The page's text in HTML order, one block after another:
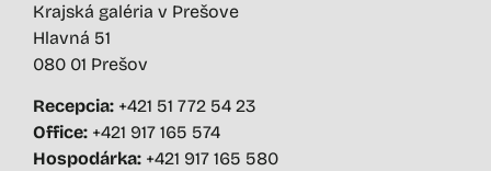
Krajská galéria v Prešove
Hlavná 51
080 01 Prešov
Recepcia: +421 51 772 54 23
Office: +421 917 165 574
Hospodárka: +421 917 165 580